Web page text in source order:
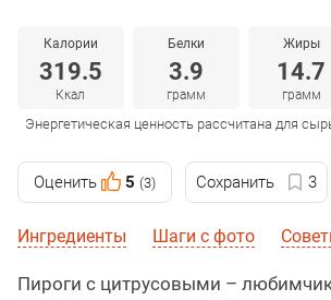
Калории
319.5
Ккал
Белки
3.9
грамм
Жиры
14.7
грамм
Энергетическая ценность рассчитана для
Оценить 5 (3) Сохранить 3
Ингредиенты Шаги с фото
Пироги с цитрусовыми –